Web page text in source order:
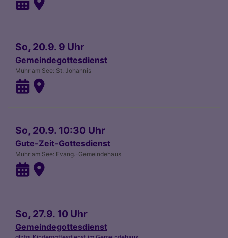
So, 20.9. 9 Uhr
Gemeindegottesdienst
Muhr am See St. Johannis
So, 20.9. 10:30 Uhr
Gute-Zeit-Gottesdienst
Muhr am See Evang.-Gemeindehaus
So, 27.9. 10 Uhr
Gemeindegottesdienst